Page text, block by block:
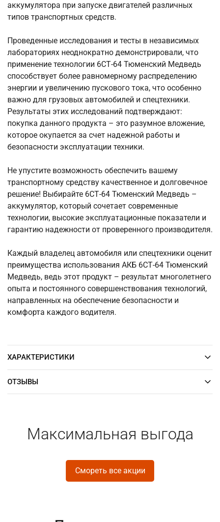
аккумулятора при запуске двигателей различных
типов транспортных средств.
Проведенные исследования и тесты в независимых
лабораториях неоднократно демонстрировали, что
применение технологии 6СТ-64 Тюменский Медведь
способствует более равномерному распределению
энергии и увеличению пускового тока, что особенно
важно для грузовых автомобилей и спецтехники.
Результаты этих исследований подтверждают:
покупка данного продукта – это разумное вложение,
которое окупается за счет надежной работы и
безопасности эксплуатации техники.
Не упустите возможность обеспечить вашему
транспортному средству качественное и долговечное
решение! Выбирайте 6СТ-64 Тюменский Медведь –
аккумулятор, который сочетает современные
технологии, высокие эксплуатационные показатели и
гарантию надежности от проверенного производителя.
Каждый владелец автомобиля или спецтехники оценит
преимущества использования АКБ 6СТ-64 Тюменский
Медведь, ведь этот продукт – результат многолетнего
опыта и постоянного совершенствования технологий,
направленных на обеспечение безопасности и
комфорта каждого водителя.
ХАРАКТЕРИСТИКИ
ОТЗЫВЫ
Максимальная выгода
Смореть все акции